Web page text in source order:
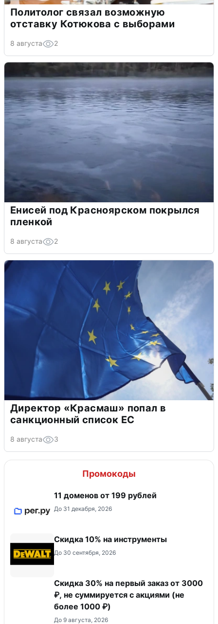
Политолог связал возможную
отставку Котюкова с выборами
8 августа 2
Енисей под Красноярском покрылся
пленкой
8 августа 2
Директор «Красмаш» попал в
санкционный список ЕС
8 августа 3
Промокоды
11 доменов от 199 рублей
До 31 декабря, 2026
Скидка 10% на инструменты
До 30 сентября, 2026
Скидка 30% на первый заказ от 3000
₽, не суммируется c акциями (не
более 1000 ₽)
До 9 августа, 2026